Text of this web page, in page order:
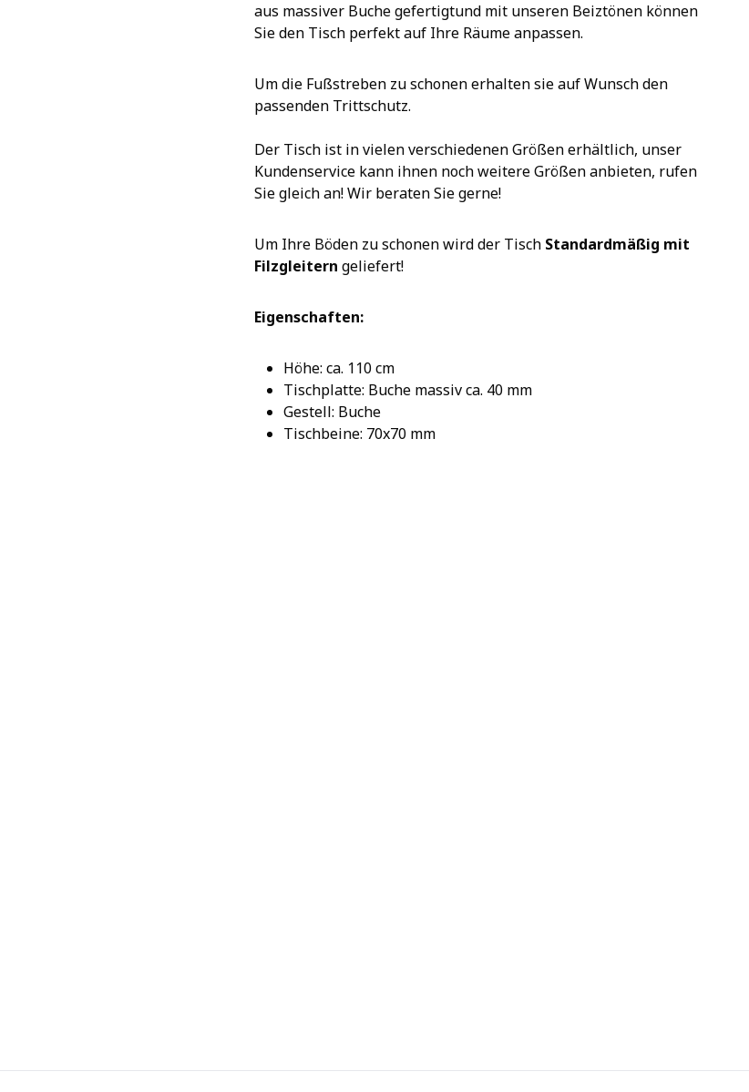
aus massiver Buche gefertigtund mit unseren Beiztönen können
Sie den Tisch perfekt auf Ihre Räume anpassen.
Um die Fußstreben zu schonen erhalten sie auf Wunsch den
passenden Trittschutz.
Der Tisch ist in vielen verschiedenen Größen erhältlich, unser
Kundenservice kann ihnen noch weitere Größen anbieten, rufen
Sie gleich an! Wir beraten Sie gerne!
Um Ihre Böden zu schonen wird der Tisch Standardmäßig mit
Filzgleitern geliefert!
Eigenschaften:
Höhe: ca. 110 cm
Tischplatte: Buche massiv ca. 40 mm
Gestell: Buche
Tischbeine: 70x70 mm